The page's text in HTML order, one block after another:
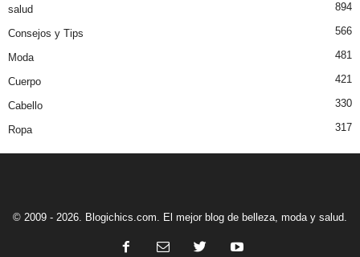
salud 894
Consejos y Tips 566
Moda 481
Cuerpo 421
Cabello 330
Ropa 317
© 2009 - 2026. Blogichics.com. El mejor blog de belleza, moda y salud.